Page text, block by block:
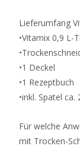
Lieferumfang
•Vitamix 0,9 L-
•1 Deckel
•1 Rezeptbuch
•inkl. Spatel ca.
Für welche
mit Trocken-